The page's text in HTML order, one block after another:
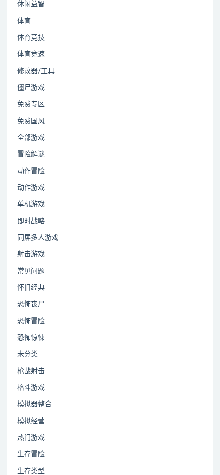
休闲益智
体育
体育竞技
体育竞速
修改器/工具
僵尸游戏
免费专区
免费国风
全部游戏
冒险解谜
动作冒险
动作游戏
单机游戏
即时战略
同屏多人游戏
射击游戏
常见问题
怀旧经典
恐怖丧尸
恐怖冒险
恐怖惊悚
未分类
枪战射击
格斗游戏
模拟器整合
模拟经营
热门游戏
生存冒险
生存类型